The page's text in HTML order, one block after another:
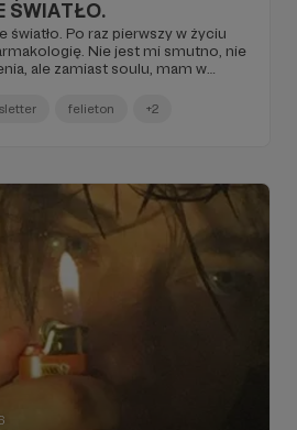
ŚWIATŁO.
światło. Po raz pierwszy w życiu
Nie jest mi smutno, nie
ale zamiast soulu, mam w
tylko wtedy kiedy mi w
felieton +2